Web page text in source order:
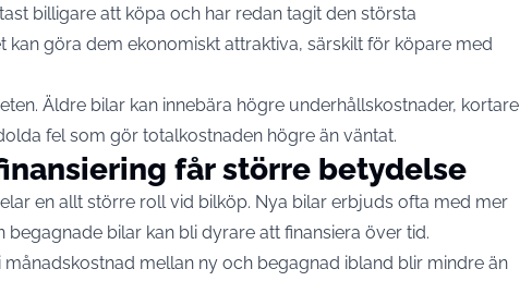
billigare att köpa och har redan tagit den största
kan göra dem ekonomiskt attraktiva, särskilt för köpare med
Äldre bilar kan innebära högre underhållskostnader, kortare
fel som gör totalkostnaden högre än väntat.
får större betydelse
en allt större roll vid bilköp. Nya bilar erbjuds ofta med mer
begagnade bilar kan bli dyrare att finansiera över tid.
månadskostnad mellan ny och begagnad ibland blir mindre än